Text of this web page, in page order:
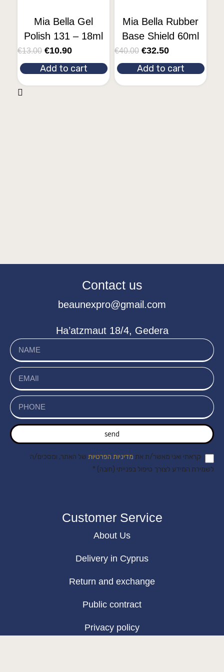
Mia Bella Gel
Polish 131 – 18ml
€13.00 €10.90
Add to cart
Mia Bella Rubber
Base Shield 60ml
€40.00 €32.50
Add to cart
Contact us
beaunexpro@gmail.com
Ha’atzmaut 18/4, Gedera
send
קראתי ואני מאשר/ת את מדיניות הפרטיות של האתר, ומסכים/ה
לשמירת המידע לצורך טיפול בפנייתי (חובה) *
Customer Service
About Us
Delivery in Cyprus
Return and exchange
Public contract
Privacy policy